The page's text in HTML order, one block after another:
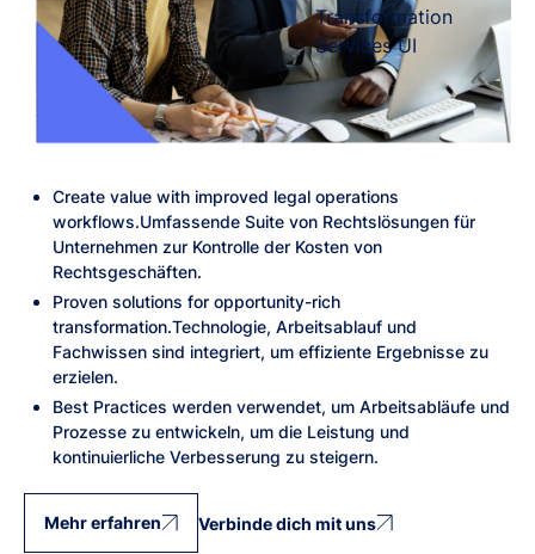
Create value with improved legal operations
workflows.Umfassende Suite von Rechtslösungen für
Unternehmen zur Kontrolle der Kosten von
Rechtsgeschäften.
Proven solutions for opportunity-rich
transformation.Technologie, Arbeitsablauf und
Fachwissen sind integriert, um effiziente Ergebnisse zu
erzielen.
Best Practices werden verwendet, um Arbeitsabläufe und
Prozesse zu entwickeln, um die Leistung und
kontinuierliche Verbesserung zu steigern.
Mehr erfahren Verbinde dich mit uns